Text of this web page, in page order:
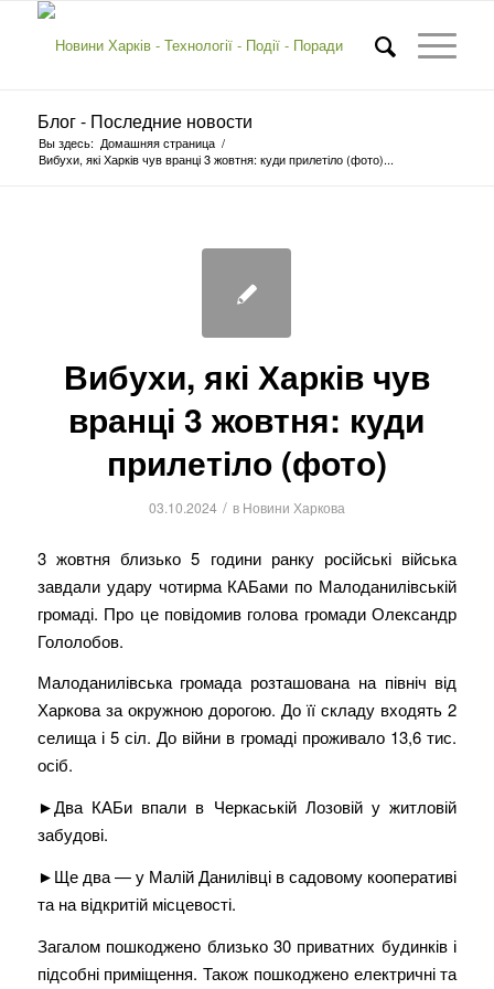
Блог - Последние новости
Вы здесь: Домашняя страница /
Вибухи, які Харків чув вранці 3 жовтня: куди прилетіло (фото)...
Вибухи, які Харків чув
вранці 3 жовтня: куди
прилетіло (фото)
03.10.2024 / в Новини Харкова
3 жовтня близько 5 години ранку російські війська
завдали удару чотирма КАБами по Малоданилівській
громаді. Про це повідомив голова громади Олександр
Гололобов.
Малоданилівська громада розташована на північ від
Харкова за окружною дорогою. До її складу входять 2
селища і 5 сіл. До війни в громаді проживало 13,6 тис.
осіб.
►Два КАБи впали в Черкаській Лозовій у житловій
забудові.
►Ще два — у Малій Данилівці в садовому кооперативі
та на відкритій місцевості.
Загалом пошкоджено близько 30 приватних будинків і
підсобні приміщення. Також пошкоджено електричні та